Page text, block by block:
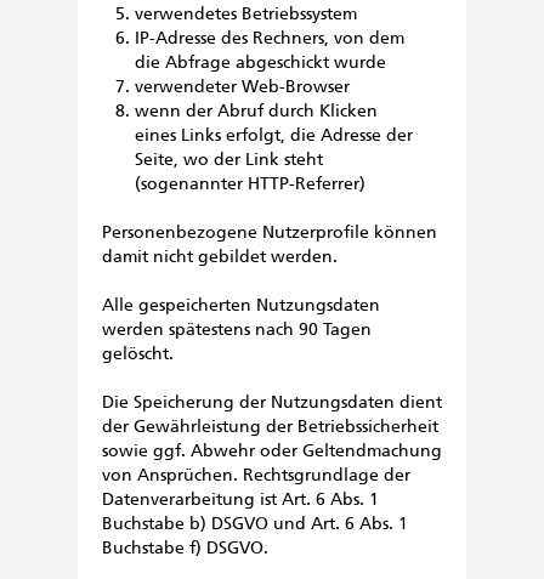
verwendetes Betriebssystem
IP-Adresse des Rechners, von dem
die Abfrage abgeschickt wurde
verwendeter Web-Browser
wenn der Abruf durch Klicken
eines Links erfolgt, die Adresse der
Seite, wo der Link steht
(sogenannter HTTP-Referrer)
Personenbezogene Nutzerprofile können
damit nicht gebildet werden.
Alle gespeicherten Nutzungsdaten
werden spätestens nach 90 Tagen
gelöscht.
Die Speicherung der Nutzungsdaten dient
der Gewährleistung der Betriebssicherheit
sowie ggf. Abwehr oder Geltendmachung
von Ansprüchen. Rechtsgrundlage der
Datenverarbeitung ist Art. 6 Abs. 1
Buchstabe b) DSGVO und Art. 6 Abs. 1
Buchstabe f) DSGVO.